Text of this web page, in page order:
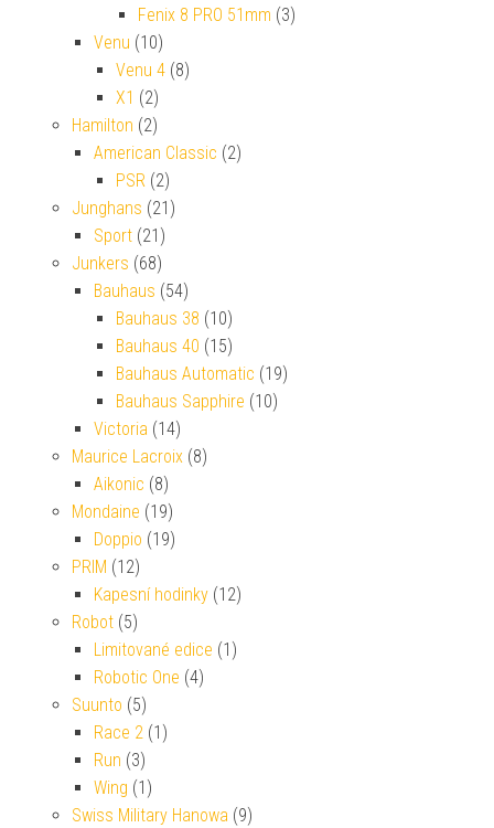
Fenix 8 PRO 51mm (3)
Venu (10)
Venu 4 (8)
X1 (2)
Hamilton (2)
American Classic (2)
PSR (2)
Junghans (21)
Sport (21)
Junkers (68)
Bauhaus (54)
Bauhaus 38 (10)
Bauhaus 40 (15)
Bauhaus Automatic (19)
Bauhaus Sapphire (10)
Victoria (14)
Maurice Lacroix (8)
Aikonic (8)
Mondaine (19)
Doppio (19)
PRIM (12)
Kapesní hodinky (12)
Robot (5)
Limitované edice (1)
Robotic One (4)
Suunto (5)
Race 2 (1)
Run (3)
Wing (1)
Swiss Military Hanowa (9)